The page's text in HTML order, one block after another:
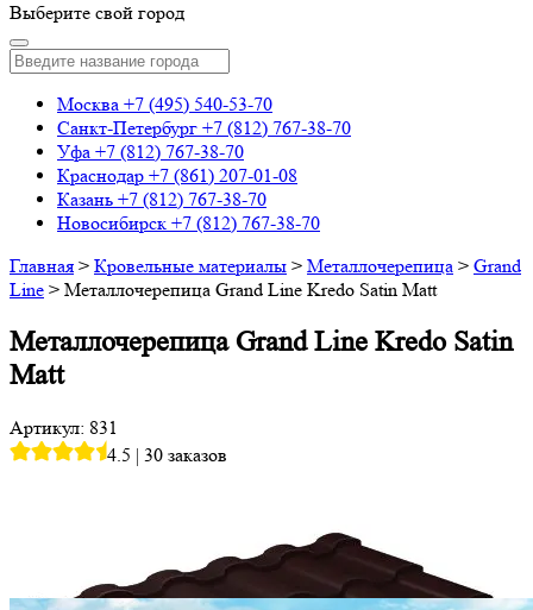
Выберите свой город
Москва +7 (495) 540-53-70
Санкт-Петербург +7 (812) 767-38-70
Уфа +7 (812) 767-38-70
Краснодар +7 (861) 207-01-08
Казань +7 (812) 767-38-70
Новосибирск +7 (812) 767-38-70
Главная > Кровельные материалы > Металлочерепица > Grand
Line > Металлочерепица Grand Line Kredo Satin Matt
Металлочерепица Grand Line Kredo Satin
Matt
Артикул: 831
4.5 | 30 заказов